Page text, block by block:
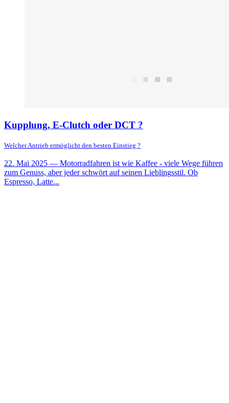
Kupplung, E-Clutch oder DCT ?
Welcher Antrieb ermöglicht den besten Einstieg ?
22. Mai 2025 — Motorradfahren ist wie Kaffee - viele Wege führen
zum Genuss, aber jeder schwört auf seinen Lieblingsstil. Ob
Espresso, Latte...